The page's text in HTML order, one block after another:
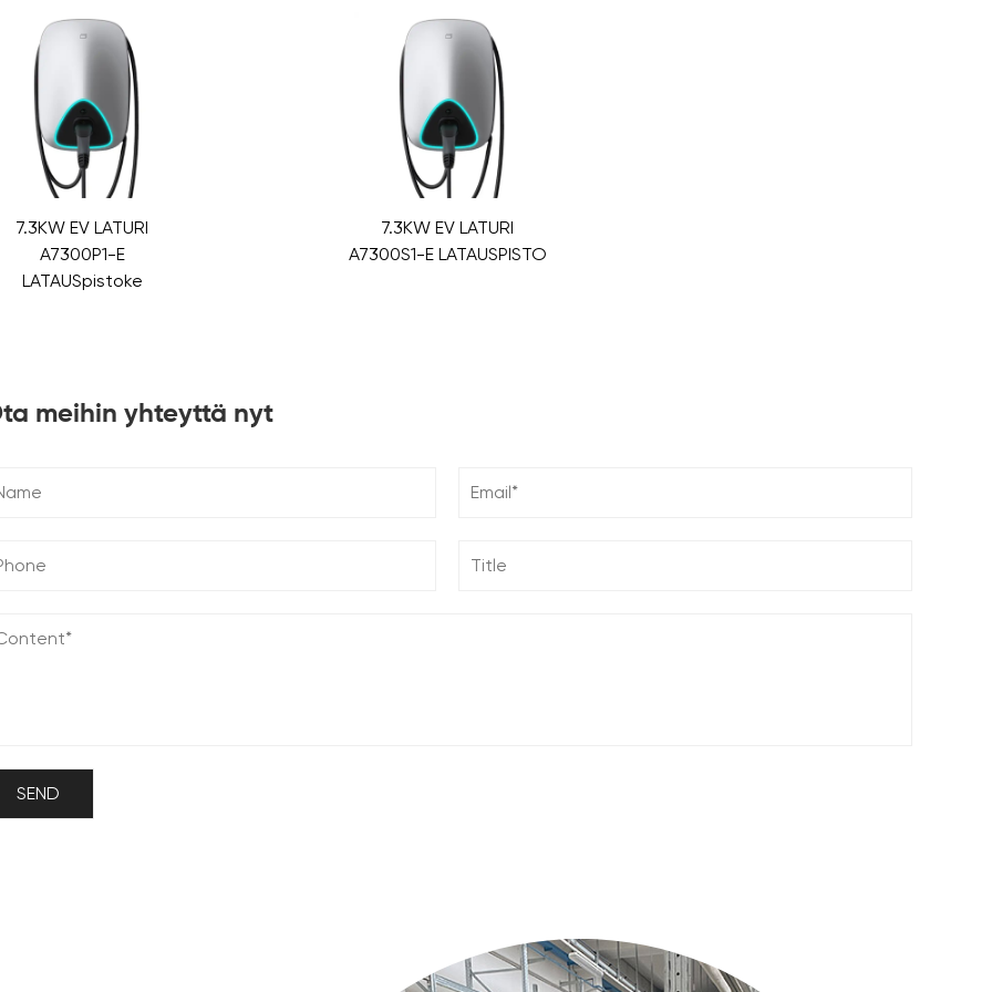
7.3KW EV LATURI
A7300P1-E
LATAUSpistoke
7.3KW EV LATURI
A7300S1-E LATAUSPISTO
meihin yhteyttä nyt